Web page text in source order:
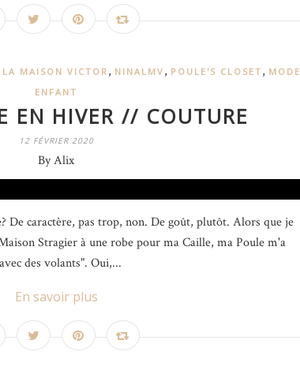
LA MAISON VICTOR , NINALMV , POULE'S CLOSET , MODE
ENFANT
EN HIVER // COUTURE
12 FÉVRIER 2020
By Alix
De caractère, pas trop, non. De goût, plutôt. Alors que je
Stragier à une robe pour ma Caille, ma Poule m'a
des volants". Oui,...
En savoir plus